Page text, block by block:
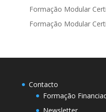
Formação Modular
Formação Modular
Contacto
Formação